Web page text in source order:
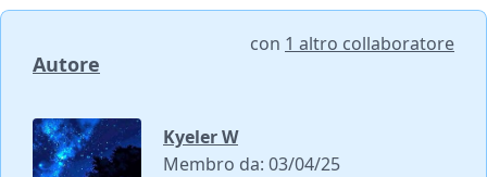
Autore
con 1 altro collaboratore
Kyeler W
Membro da: 03/04/25